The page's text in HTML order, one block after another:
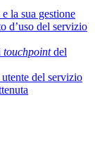
la sua gestione
d’uso del servizio
touchpointdel
del servizio